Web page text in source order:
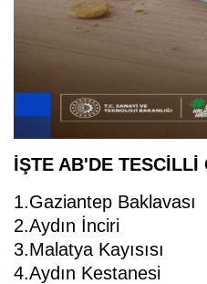
İŞTE AB'DE TESCİLLİ
1.Gaziantep Baklavası
2.Aydın İnciri
3.Malatya Kayısısı
4.Aydın Kestanesi